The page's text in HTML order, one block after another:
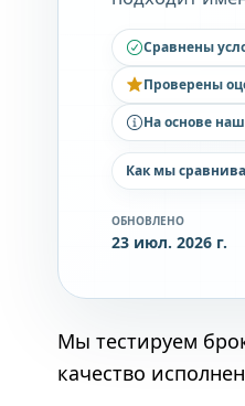
Сравнены
Проверены
На основе
Как мы
ОБНОВЛЕНО
23 июл. 2026 г.
Мы тестируем
качество